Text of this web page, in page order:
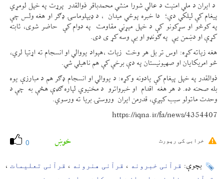
د ایران د ملي امنیت د عالي شورا منشي محمدباقر ذوالقدر پرړت په خپل لومړي
پیغام کې لیلکي دي؛ دا خبره پوځي میدان ، د ډیپلوماسۍ ډګر او هغه ولس چې
په کوڅو او سړکونو کې د خپل مېړني مقاومت په دوام کې حاضر شوی، ثابته
کړې او دښمن یې په ګونډو او بې وسه کړ ی دی.
هغه زیاته کړه: اوس تر بل هر وخت زیات ،هېواد یووالي او انسجام ته اړتیا لري،
څو امریکایان او صهیونیستان په دې برخې کې هم ناهیلي شي.
ذوالقدر په خپل پیغام کې یادونه وکړه: د یووالي او انسجام ډګر هم د مبارزې یوه
بله صحنه ده. د هر هغه اقدام او خبرواترو د مخنیوي لپاره ګډې هڅې به چې د
وحدت ماتولو سبب کېږي، قدرمن ایران وروستۍ بریا ته ورسوي.
https://iqna.ir/fa/news/4354407
0 خوښ خرابی کی رپورٹ
بچوې: قرآنی خبرونه ، قرآنی هنرونه ، قرآنی تعلیمات ،